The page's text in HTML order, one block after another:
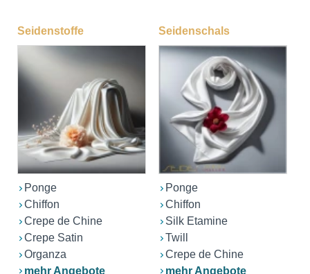
Seidenstoffe
Ponge
Chiffon
Crepe de Chine
Crepe Satin
Organza
mehr Angebote
Seidenschals
Ponge
Chiffon
Silk Etamine
Twill
Crepe de Chine
mehr Angebote